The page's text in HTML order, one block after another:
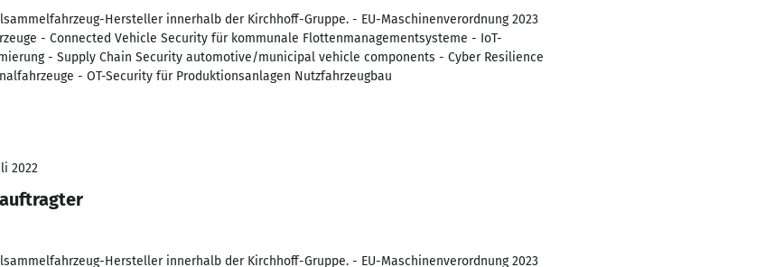
Hersteller innerhalb der Kirchhoff-Gruppe. - EU-Maschinenverordnung 2023
- Connected Vehicle Security für kommunale Flottenmanagementsysteme - IoT-
- Supply Chain Security automotive/municipal vehicle components - Cyber Resilience
- OT-Security für Produktionsanlagen Nutzfahrzeugbau
2022
Hersteller innerhalb der Kirchhoff-Gruppe. - EU-Maschinenverordnung 2023